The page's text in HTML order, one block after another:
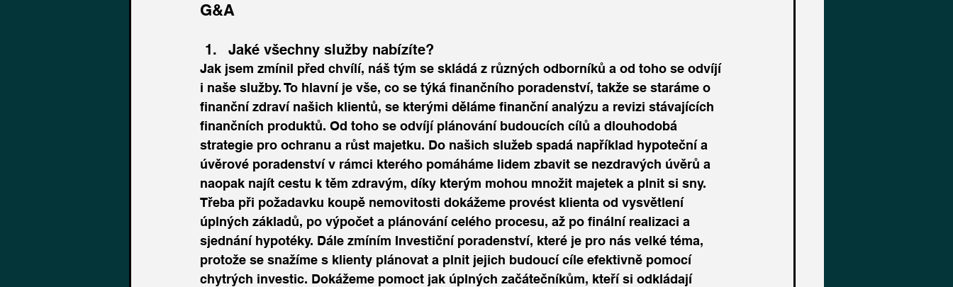
G&A
Jaké všechny služby nabízíte?
Jak jsem zmínil před chvílí, náš tým se skládá z různých odborníků a od toho se odvíjí
i naše služby. To hlavní je vše, co se týká finančního poradenství, takže se staráme o
finanční zdraví našich klientů, se kterými děláme finanční analýzu a revizi stávajících
finančních produktů. Od toho se odvíjí plánování budoucích cílů a dlouhodobá
strategie pro ochranu a růst majetku. Do našich služeb spadá například hypoteční a
úvěrové poradenství v rámci kterého pomáháme lidem zbavit se nezdravých úvěrů a
naopak najít cestu k těm zdravým, díky kterým mohou množit majetek a plnit si sny.
Třeba při požadavku koupě nemovitosti dokážeme provést klienta od vysvětlení
úplných základů, po výpočet a plánování celého procesu, až po finální realizaci a
sjednání hypotéky. Dále zmíním Investiční poradenství, které je pro nás velké téma,
protože se snažíme s klienty plánovat a plnit jejich budoucí cíle efektivně pomocí
chytrých investic. Dokážeme pomoct jak úplných začátečníkům, kteří si odkládají